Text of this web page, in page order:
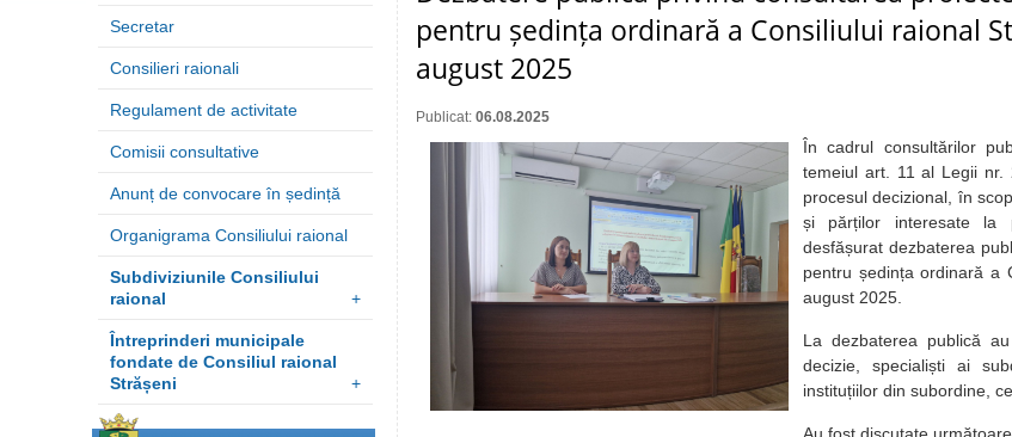
Secretar
Consilieri raionali
Regulament de activitate
Comisii consultative
Anunț de convocare în ședință
Organigrama Consiliului raional
Subdiviziunile Consiliului
raional
+
Întreprinderi municipale
fondate de Consiliul raional
Strășeni
+
pentru ședința ordinară a Consiliului raional
august 2025
Publicat: 06.08.2025
În cadrul consultărilor
temeiul art. 11 al Legii nr.
procesul decizional, în
și părților interesate la
desfășurat dezbaterea
pentru ședința ordinară a
august 2025.
La dezbaterea publică
decizie, specialiști ai
instituțiilor din subordine,